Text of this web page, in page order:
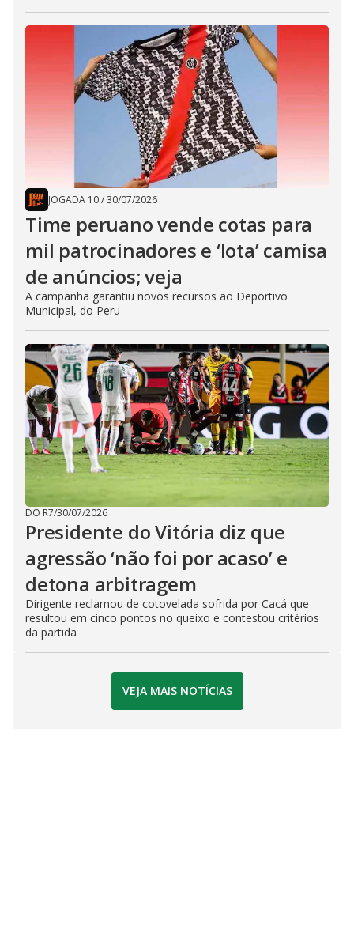
JOGADA 10/30/07/2026
Time peruano vende cotas para
mil patrocinadores e ‘lota’ camisa
de anúncios; veja
A campanha garantiu novos recursos ao Deportivo
Municipal, do Peru
DO R7/30/07/2026
Presidente do Vitória diz que
agressão ‘não foi por acaso’ e
detona arbitragem
Dirigente reclamou de cotovelada sofrida por Cacá que
resultou em cinco pontos no queixo e contestou critérios
da partida
VEJA MAIS NOTÍCIAS